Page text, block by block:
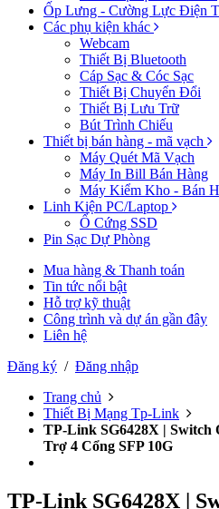
Ốp Lưng - Cường Lực Điện
Các phụ kiện khác
Webcam
Thiết Bị Bluetooth
Cáp Sạc & Cóc Sạc
Thiết Bị Chuyển Đổi
Thiết Bị Lưu Trữ
Bút Trình Chiếu
Thiết bị bán hàng - mã vạch
Máy Quét Mã Vạch
Máy In Bill Bán Hàng
Máy Kiểm Kho - Bán
Linh Kiện PC/Laptop
Ổ Cứng SSD
Pin Sạc Dự Phòng
Mua hàng & Thanh toán
Tin tức nổi bật
Hỗ trợ kỹ thuật
Công trình và dự án gần đây
Liên hệ
Đăng ký / Đăng nhập
Trang chủ
Thiết Bị Mạng Tp-Link
TP-Link SG6428X | Switch
Trợ 4 Cổng SFP 10G
TP-Link SG6428X |